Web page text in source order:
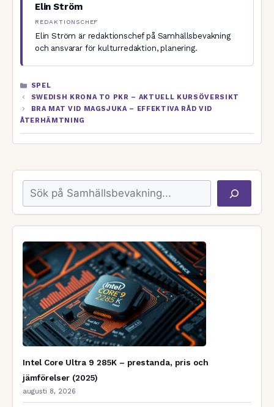
Elin Ström
REDAKTIONSCHEF
Elin Ström är redaktionschef på Samhällsbevakning
och ansvarar för kulturredaktion, planering.
KATEGORIER
SPEL
SWEDISH KRONA TO PKR – AKTUELL KURSÖVERSIKT
BRA MAT VID MAGSJUKA – EFFEKTIVA RÅD VID
ÅTERHÄMTNING
Sök
Intel Core Ultra 9 285K – prestanda, pris och
jämförelser (2025)
augusti 8, 2026